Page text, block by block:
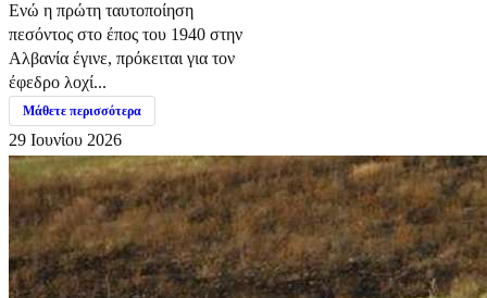
Ενώ η πρώτη ταυτοποίηση
πεσόντος στο έπος του 1940 στην
Αλβανία έγινε, πρόκειται για τον
έφεδρο λοχί...
Μάθετε περισσότερα
29 Ιουνίου 2026